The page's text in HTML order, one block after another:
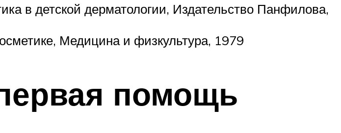
в детской дерматологии, Издательство Панфилова,
Медицина и физкультура, 1979
помощь